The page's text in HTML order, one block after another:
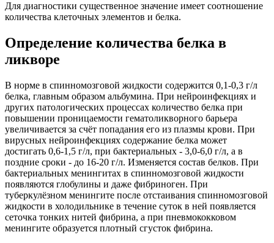
Для диагностики существенное значение имеет соотношение
количества клеточных элементов и белка.
Определение количества белка в
ликворе
В норме в спинномозговой жидкости содержится 0,1-0,3 г/л
белка, главным образом альбумина. При нейроинфекциях и
других патологических процессах количество белка при
повышении проницаемости гематоликворного барьера
увеличивается за счёт попадания его из плазмы крови. При
вирусных нейроинфекциях содержание белка может
достигать 0,6-1,5 г/л, при бактериальных - 3,0-6,0 г/л, а в
поздние сроки - до 16-20 г/л. Изменяется состав белков. При
бактериальных менингитах в спинномозговой жидкости
появляются глобулины и даже фибриноген. При
туберкулёзном менингите после отстаивания спинномозговой
жидкости в холодильнике в течение суток в ней появляется
сеточка тонких нитей фибрина, а при пневмококковом
менингите образуется плотный сгусток фибрина.